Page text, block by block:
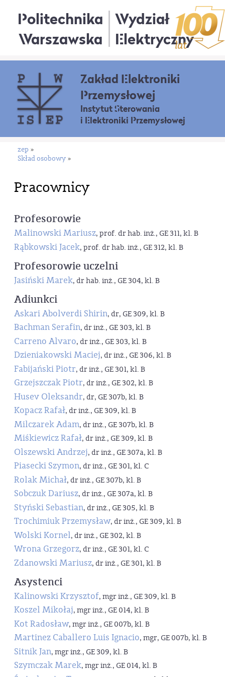
Politechnika
Warszawska
Wydział
Elektryczny
Zakład Elektroniki
Przemysłowej
Instytut Sterowania
i Elektroniki Przemysłowej
zep »
Skład osobowy »
Pracownicy
Profesorowie
Malinowski Mariusz, prof. dr hab. inż., GE 311, kl. B
Rąbkowski Jacek, prof. dr hab. inż., GE 312, kl. B
Profesorowie uczelni
Jasiński Marek, dr hab. inż., GE 304, kl. B
Adiunkci
Askari Abolverdi Shirin, dr, GE 309, kl. B
Bachman Serafin, dr inż., GE 303, kl. B
Carreno Alvaro, dr inż., GE 303, kl. B
Dzieniakowski Maciej, dr inż., GE 306, kl. B
Fabijański Piotr, dr inż., GE 301, kl. B
Grzejszczak Piotr, dr inż., GE 302, kl. B
Husev Oleksandr, dr, GE 307b, kl. B
Kopacz Rafał, dr inż., GE 309, kl. B
Milczarek Adam, dr inż., GE 307b, kl. B
Miśkiewicz Rafał, dr inż., GE 309, kl. B
Olszewski Andrzej, dr inż., GE 307a, kl. B
Piasecki Szymon, dr inż., GE 301, kl. C
Rolak Michał, dr inż., GE 307b, kl. B
Sobczuk Dariusz, dr inż., GE 307a, kl. B
Styński Sebastian, dr inż., GE 305, kl. B
Trochimiuk Przemysław, dr inż., GE 309, kl. B
Wolski Kornel, dr inż., GE 302, kl. B
Wrona Grzegorz, dr inż., GE 301, kl. C
Zdanowski Mariusz, dr inż., GE 301, kl. B
Asystenci
Kalinowski Krzysztof, mgr inż., GE 309, kl. B
Koszel Mikołaj, mgr inż., GE 014, kl. B
Kot Radosław, mgr inż., GE 007b, kl. B
Martinez Caballero Luis Ignacio, mgr, GE 007b, kl. B
Sitnik Jan, mgr inż., GE 309, kl. B
Szymczak Marek, mgr inż., GE 014, kl. B